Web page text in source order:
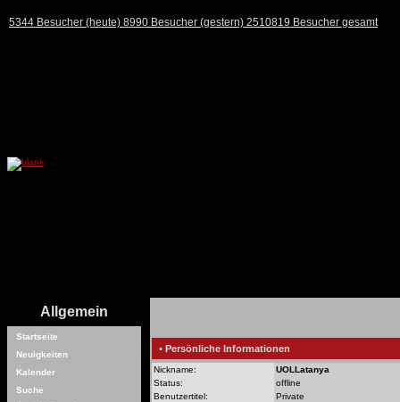
5344 Besucher (heute) 8990 Besucher (gestern) 2510819 Besucher gesamt
Allgemein
Startseite
Neuigkeiten
Kalender
Suche
• Persönliche Informationen
Nickname:
UOLLatanya
Status:
offline
Benutzertitel:
Private